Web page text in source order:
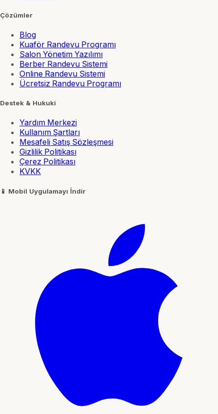
Çözümler
Blog
Kuaför Randevu Programı
Salon Yönetim Yazılımı
Berber Randevu Sistemi
Online Randevu Sistemi
Ücretsiz Randevu Programı
Destek & Hukuki
Yardım Merkezi
Kullanım Şartları
Mesafeli Satış Sözleşmesi
Gizlilik Politikası
Çerez Politikası
KVKK
📱 Mobil Uygulamayı İndir